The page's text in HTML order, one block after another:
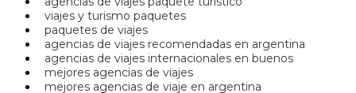
viajes y turismo paquetes
paquetes de viajes
agencias de viajes recomendadas en argentina
agencias de viajes internacionales en buenos
mejores agencias de viajes
mejores agencias de viaje en argentina